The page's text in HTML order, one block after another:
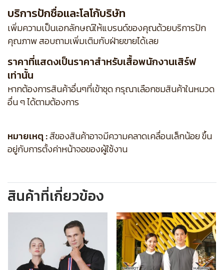
บริการปักชื่อและโลโก้บริษัท
เพิ่มความเป็นเอกลักษณ์ให้แบรนด์ของคุณด้วยบริการปัก
คุณภาพ สอบถามเพิ่มเติมกับฝ่ายขายได้เลย
ราคาที่แสดงเป็นราคาสำหรับเสื้อพนักงานเสิร์ฟ
เท่านั้น
หากต้องการสินค้าอื่นๆที่เข้าชุด กรุณาเลือกชมสินค้าในหมวด
อื่น ๆ ได้ตามต้องการ
หมายเหตุ :สีของสินค้าอาจมีความคลาดเคลื่อนเล็กน้อย ขึ้น
อยู่กับการตั้งค่าหน้าจอของผู้ใช้งาน
สินค้าที่เกี่ยวข้อง